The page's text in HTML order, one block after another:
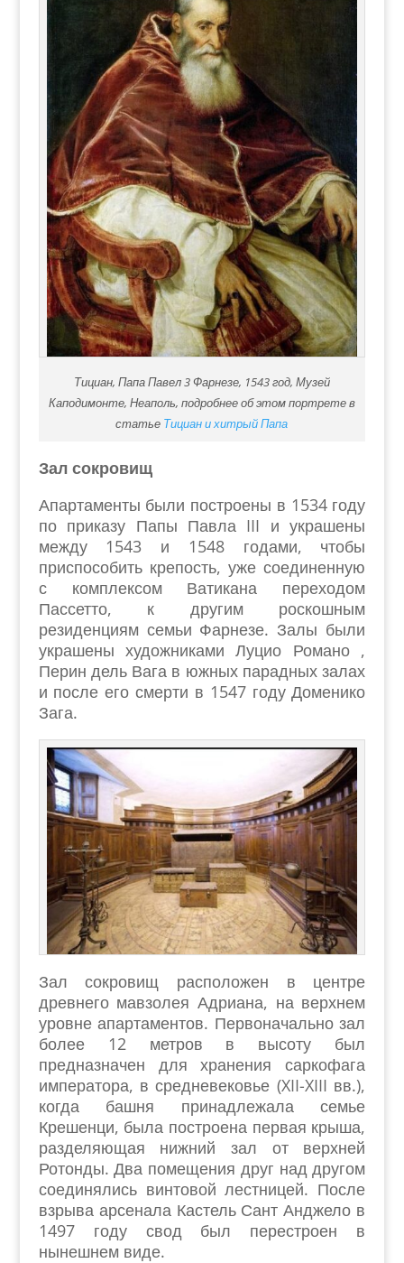
Тициан, Папа Павел 3 Фарнезе, 1543 год, Музей
Каподимонте, Неаполь, подробнее об этом портрете в
статье Тициан и хитрый Папа
Зал сокровищ
Апартаменты были построены в 1534 году
по приказу Папы Павла III и украшены
между 1543 и 1548 годами, чтобы
приспособить крепость, уже соединенную
с комплексом Ватикана переходом
Пассетто, к другим роскошным
резиденциям семьи Фарнезе. Залы были
украшены художниками Луцио Романо ,
Перин дель Вага в южных парадных залах
и после его смерти в 1547 году Доменико
Зага.
Зал сокровищ расположен в центре
древнего мавзолея Адриана, на верхнем
уровне апартаментов. Первоначально зал
более 12 метров в высоту был
предназначен для хранения саркофага
императора, в средневековье (XII-XIII вв.),
когда башня принадлежала семье
Крешенци, была построена первая крыша,
разделяющая нижний зал от верхней
Ротонды. Два помещения друг над другом
соединялись винтовой лестницей. После
взрыва арсенала Кастель Сант Анджело в
1497 году свод был перестроен в
нынешнем виде.